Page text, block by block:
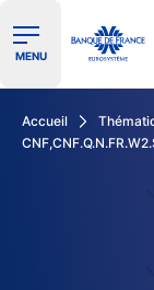
Ouvrir le
MENU
Accueil